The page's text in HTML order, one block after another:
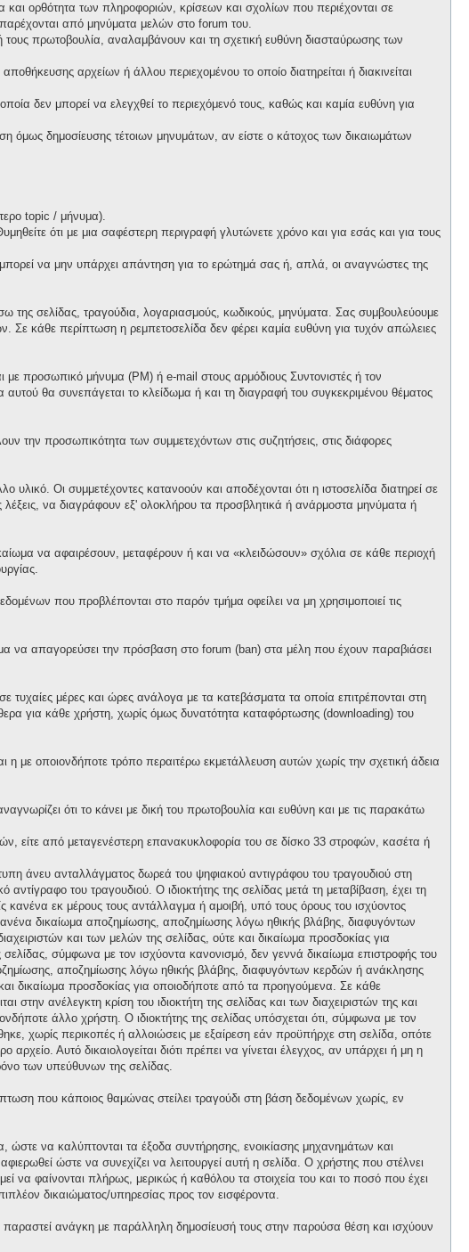
και ορθότητα των πληροφοριών, κρίσεων και σχολίων που περιέχονται σε
από μηνύματα μελών στο forum του.
τους πρωτοβουλία, αναλαμβάνουν και τη σχετική ευθύνη διασταύρωσης των
αρχείων ή άλλου περιεχομένου το οποίο διατηρείται ή διακινείται
δεν μπορεί να ελεγχθεί το περιεχόμενό τους, καθώς και καμία ευθύνη για
δημοσίευσης τέτοιων μηνυμάτων, αν είστε ο κάτοχος των δικαιωμάτων
topic / μήνυμα).
ότι με μια σαφέστερη περιγραφή γλυτώνετε χρόνο και για εσάς και για τους
να μην υπάρχει απάντηση για το ερώτημά σας ή, απλά, οι αναγνώστες της
της σελίδας, τραγούδια, λογαριασμούς, κωδικούς, μηνύματα. Σας συμβουλεύουμε
κάθε περίπτωση η ρεμπετοσελίδα δεν φέρει καμία ευθύνη για τυχόν απώλειες
προσωπικό μήνυμα (PM) ή e-mail στους αρμόδιους Συντονιστές ή τον
θα συνεπάγεται το κλείδωμα ή και τη διαγραφή του συγκεκριμένου θέματος
την προσωπικότητα των συμμετεχόντων στις συζητήσεις, στις διάφορες
Οι συμμετέχοντες κατανοούν και αποδέχονται ότι η ιστοσελίδα διατηρεί σε
λέξεις, να διαγράφουν εξ' ολοκλήρου τα προσβλητικά ή ανάρμοστα μηνύματα ή
να αφαιρέσουν, μεταφέρουν ή και να «κλειδώσουν» σχόλια σε κάθε περιοχή
που προβλέπονται στο παρόν τμήμα οφείλει να μη χρησιμοποιεί τις
να απαγορεύσει την πρόσβαση στο forum (ban) στα μέλη που έχουν παραβιάσει
τυχαίες μέρες και ώρες ανάλογα με τα κατεβάσματα τα οποία επιτρέπονται στη
για κάθε χρήστη, χωρίς όμως δυνατότητα καταφόρτωσης (downloading) του
με οποιονδήποτε τρόπο περαιτέρω εκμετάλλευση αυτών χωρίς την σχετική άδεια
ότι το κάνει με δική του πρωτοβουλία και ευθύνη και με τις παρακάτω
είτε από μεταγενέστερη επανακυκλοφορία του σε δίσκο 33 στροφών, κασέτα ή
άνευ ανταλλάγματος δωρεά του ψηφιακού αντιγράφου του τραγουδιού στη
του τραγουδιού. Ο ιδιοκτήτης της σελίδας μετά τη μεταβίβαση, έχει τη
κανένα εκ μέρους τους αντάλλαγμα ή αμοιβή, υπό τους όρους του ισχύοντος
δικαίωμα αποζημίωσης, αποζημίωσης λόγω ηθικής βλάβης, διαφυγόντων
και των μελών της σελίδας, ούτε και δικαίωμα προσδοκίας για
σύμφωνα με τον ισχύοντα κανονισμό, δεν γεννά δικαίωμα επιστροφής του
αποζημίωσης λόγω ηθικής βλάβης, διαφυγόντων κερδών ή ανάκλησης
και δικαίωμα προσδοκίας για οποιοδήποτε από τα προηγούμενα. Σε κάθε
ανέλεγκτη κρίση του ιδιοκτήτη της σελίδας και των διαχειριστών της και
άλλο χρήστη. Ο ιδιοκτήτης της σελίδας υπόσχεται ότι, σύμφωνα με τον
χωρίς περικοπές ή αλλοιώσεις με εξαίρεση εάν προϋπήρχε στη σελίδα, οπότε
Αυτό δικαιολογείται διότι πρέπει να γίνεται έλεγχος, αν υπάρχει ή μη η
των υπεύθυνων της σελίδας.
που κάποιος θαμώνας στείλει τραγούδι στη βάση δεδομένων χωρίς, εν
ώστε να καλύπτονται τα έξοδα συντήρησης, ενοικίασης μηχανημάτων και
ώστε να συνεχίζει να λειτουργεί αυτή η σελίδα. Ο χρήστης που στέλνει
να φαίνονται πλήρως, μερικώς ή καθόλου τα στοιχεία του και το ποσό που έχει
δικαιώματος/υπηρεσίας προς τον εισφέροντα.
ανάγκη με παράλληλη δημοσίευσή τους στην παρούσα θέση και ισχύουν